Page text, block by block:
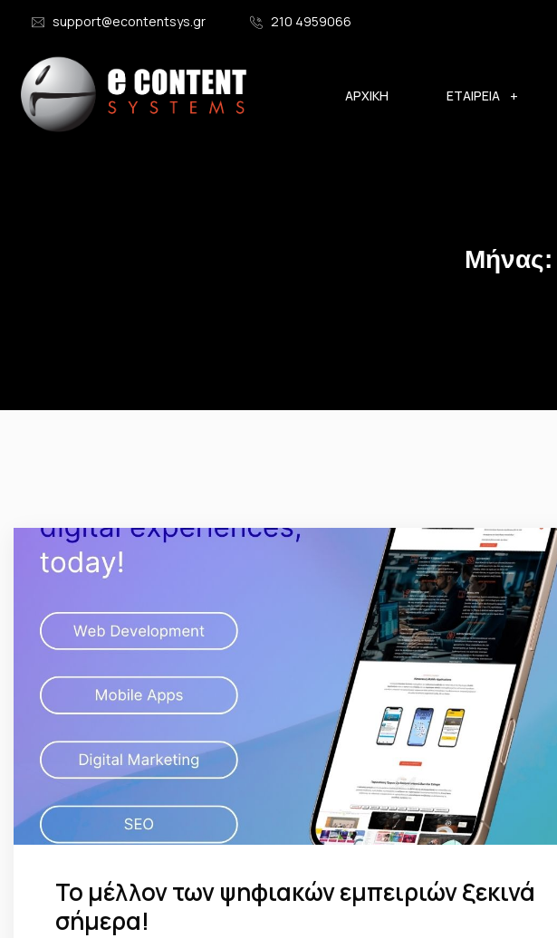
support@econtentsys.gr 210 4959066
ΑΡΧΙΚΗ ΕΤΑΙΡΕΙΑ
Μήνας:
Το μέλλον των ψηφιακών εμπειριών ξεκινά
σήμερα!